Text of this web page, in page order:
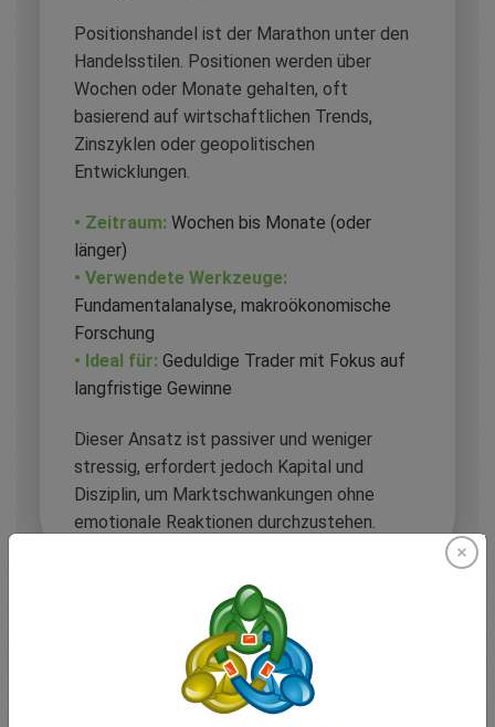
Positionshandel ist der Marathon unter den
Handelsstilen. Positionen werden über
Wochen oder Monate gehalten, oft
basierend auf wirtschaftlichen Trends,
Zinszyklen oder geopolitischen
Entwicklungen.
• Zeitraum: Wochen bis Monate (oder
länger)
• Verwendete Werkzeuge:
Fundamentalanalyse, makroökonomische
Forschung
• Ideal für: Geduldige Trader mit Fokus auf
langfristige Gewinne
Dieser Ansatz ist passiver und weniger
stressig, erfordert jedoch Kapital und
Disziplin, um Marktschwankungen ohne
emotionale Reaktionen durchzustehen.
Wie Sie IhrenHandelsstil